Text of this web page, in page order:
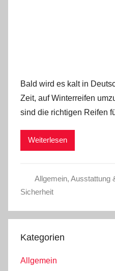
Bald wird es kalt in
Zeit, auf Winterreifen
sind die richtigen Reifen
Weiterlesen
Allgemein, Ausstattung
Sicherheit
Kategorien
Allgemein